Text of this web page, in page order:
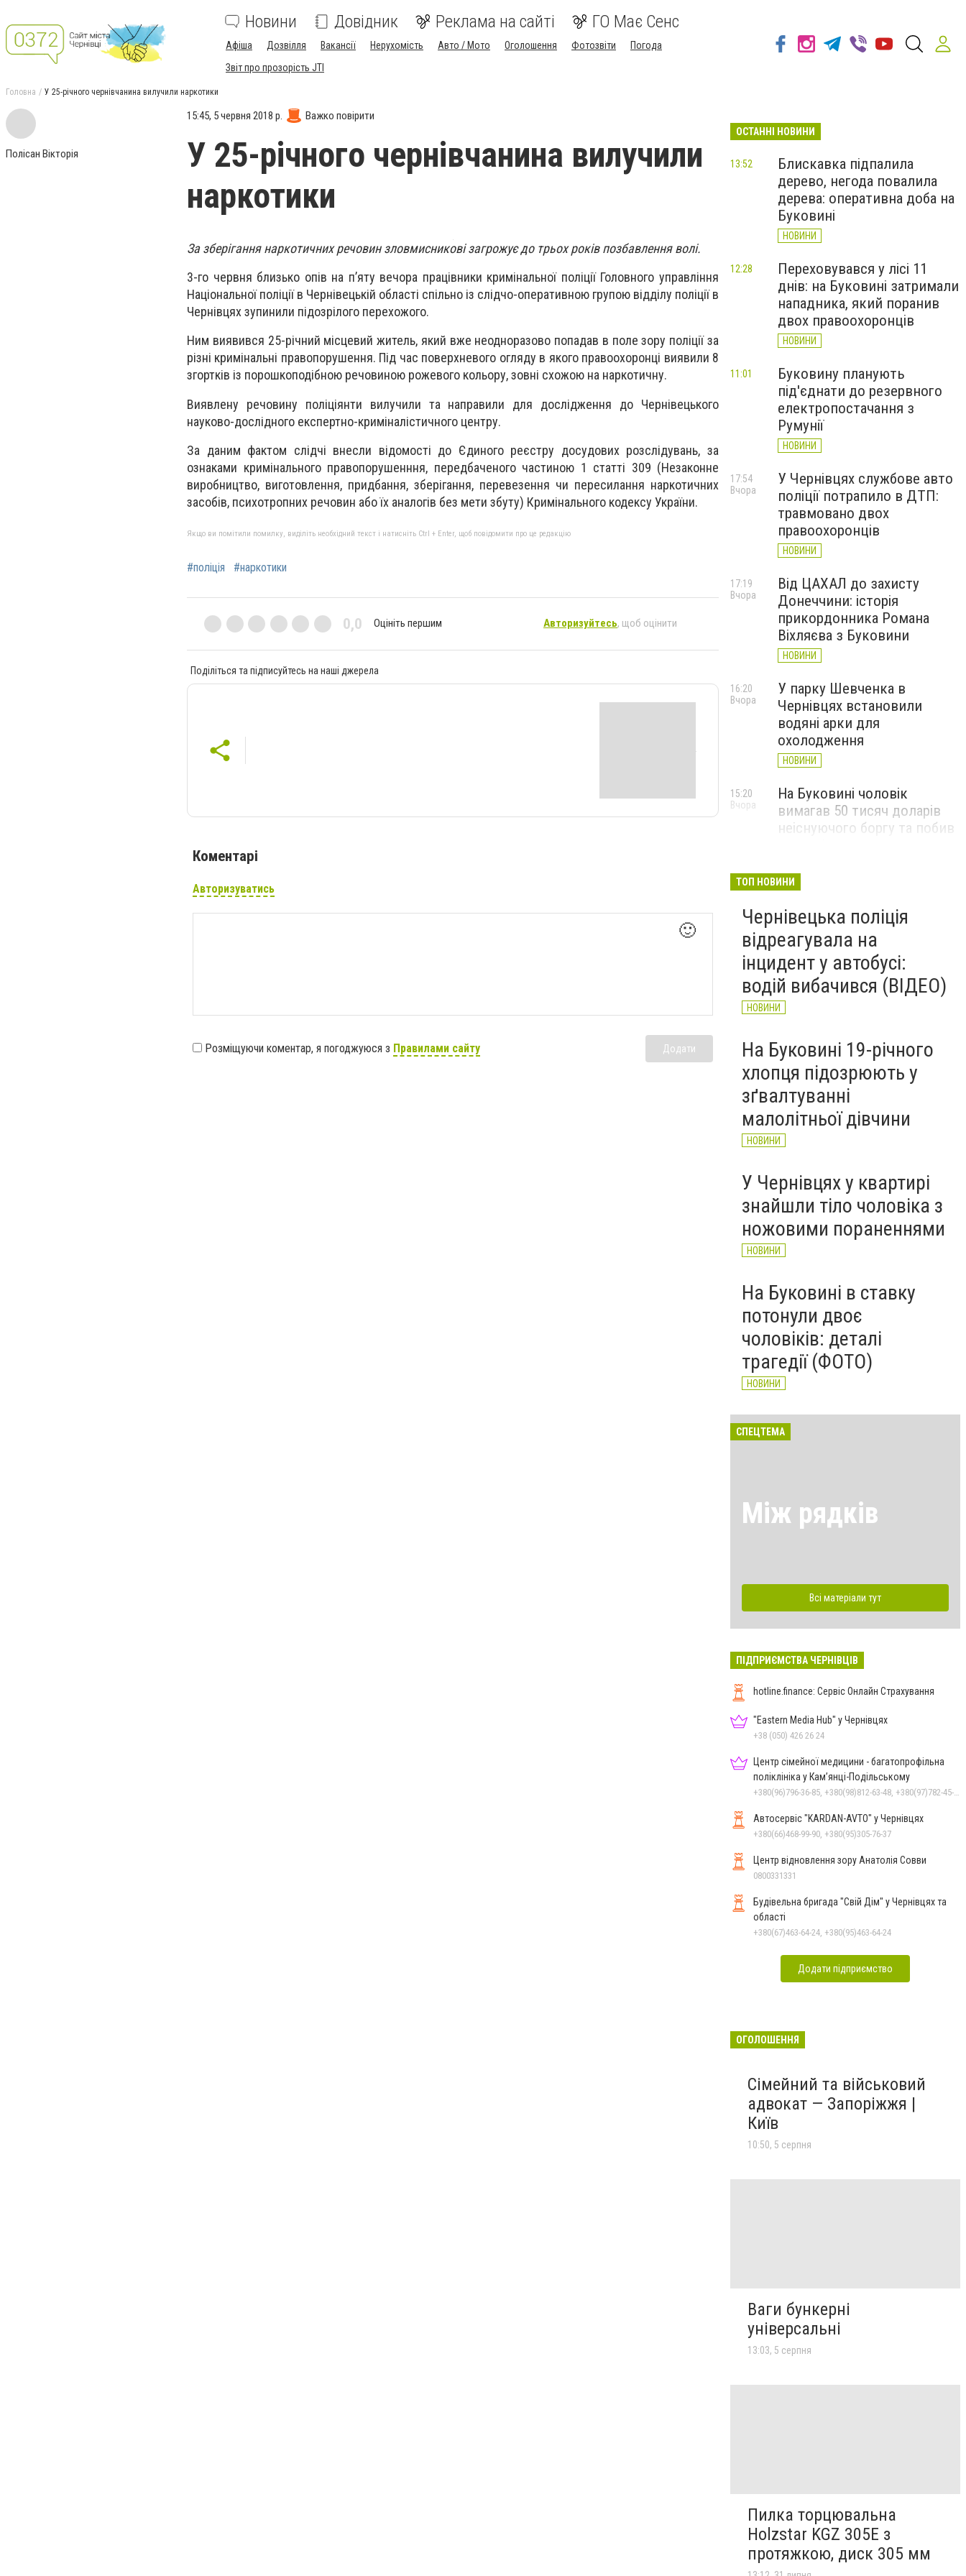
Новини Довідник Реклама на сайті ГО Має Сенс
Афіша Дозвілля Вакансії Нерухомість Авто / Мото Оголошення Фотозвіти
Погода
Звіт про прозорість JTI
Головна У 25-річного чернівчанина вилучили наркотики
Полісан Вікторія
15:45, 5 червня 2018 р. Важко повірити
У 25-річного чернівчанина вилучили
наркотики
За зберігання наркотичних речовин зловмисникові загрожує до трьох років позбавлення волі.
3-го червня близько опів на п’яту вечора працівники кримінальної поліції Головного управління
Національної поліції в Чернівецькій області спільно із слідчо-оперативною групою відділу поліції в
Чернівцях зупинили підозрілого перехожого.
Ним виявився 25-річний місцевий житель, який вже неодноразово попадав в поле зору поліції за
різні кримінальні правопорушення. Під час поверхневого огляду в якого правоохоронці виявили 8
згортків із порошкоподібною речовиною рожевого кольору, зовні схожою на наркотичну.
Виявлену речовину поліціянти вилучили та направили для дослідження до Чернівецького
науково-дослідного експертно-криміналістичного центру.
За даним фактом слідчі внесли відомості до Єдиного реєстру досудових розслідувань, за
ознаками кримінального правопорушенння, передбаченого частиною 1 статті 309 (Незаконне
виробництво, виготовлення, придбання, зберігання, перевезення чи пересилання наркотичних
засобів, психотропних речовин або їх аналогів без мети збуту) Кримінального кодексу України.
Якщо ви помітили помилку, виділіть необхідний текст і натисніть Ctrl + Enter, щоб повідомити про це редакцію
#поліція #наркотики
0,0 Оцініть першим Авторизуйтесь, щоб оцінити
Поділіться та підписуйтесь на наші джерела
Коментарі
Авторизуватись
🙂
Розміщуючи коментар, я погоджуюся з Правилами сайту Додати
ОСТАННІ НОВИНИ
Блискавка підпалила
дерево, негода повалила
дерева: оперативна доба на
Буковині
НОВИНИ
13:52
Переховувався у лісі 11
днів: на Буковині затримали
нападника, який поранив
двох правоохоронців
НОВИНИ
12:28
Буковину планують
під'єднати до резервного
електропостачання з
Румунії
НОВИНИ
11:01
У Чернівцях службове авто
поліції потрапило в ДТП:
травмовано двох
правоохоронців
НОВИНИ
17:54
Вчора
Від ЦАХАЛ до захисту
Донеччини: історія
прикордонника Романа
Віхляєва з Буковини
НОВИНИ
17:19
Вчора
У парку Шевченка в
Чернівцях встановили
водяні арки для
охолодження
НОВИНИ
16:20
Вчора
На Буковині чоловік
вимагав 50 тисяч доларів
неіснуючого боргу та побив
15:20
Вчора
повалене дерево і
порятунок собаки: як
минула доба для
рятувальників Буковини
НОВИНИ
Вчора
ТОП НОВИНИ
Чернівецька поліція
відреагувала на
інцидент у автобусі:
водій вибачився (ВІДЕО)
НОВИНИ
На Буковині 19-річного
хлопця підозрюють у
зґвалтуванні
малолітньої дівчини
НОВИНИ
У Чернівцях у квартирі
знайшли тіло чоловіка з
ножовими пораненнями
НОВИНИ
На Буковині в ставку
потонули двоє
чоловіків: деталі
трагедії (ФОТО)
НОВИНИ
СПЕЦТЕМА
Між рядків
Всі матеріали тут
ПІДПРИЄМСТВА ЧЕРНІВЦІВ
hotline.finance: Сервіс Онлайн Страхування
"Eastern Media Hub" у Чернівцях
+38 (050) 426 26 24
Центр сімейної медицини - багатопрофільна
поліклініка у Кам’янці-Подільському
Автосервіс "KARDAN-AVTO" у Чернівцях
+380(66)468-99-90, +380(95)305-76-37
Центр відновлення зору Анатолія Совви
0800331331
Будівельна бригада "Свій Дім" у Чернівцях та
області
+380(67)463-64-24, +380(95)463-64-24
Додати підприємство
ОГОЛОШЕННЯ
Сімейний та військовий
адвокат — Запоріжжя |
Київ
10:50, 5 серпня
Ваги бункерні
універсальні
13:03, 5 серпня
Пилка торцювальна
Holzstar KGZ 305E з
протяжкою, диск 305 мм